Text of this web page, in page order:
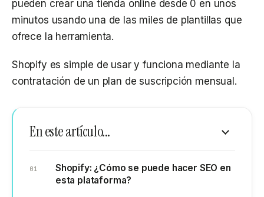
pueden crear una tienda online desde 0 en unos
minutos usando una de las miles de plantillas que
ofrece la herramienta.
Shopify es simple de usar y funciona mediante la
contratación de un plan de suscripción mensual.
En este artículo...
Shopify: ¿Cómo se puede hacer SEO en
esta plataforma?